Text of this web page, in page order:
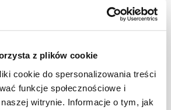
z plików cookie
cookie do spersonalizowania treści
funkcje społecznościowe i
witrynie. Informacje o tym, jak
w kremowym